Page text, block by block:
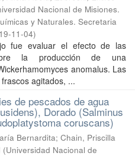
Nacional de Misiones.
y Naturales. Secretaria
11-04)
fue evaluar el efecto de las
la producción de una
anomalus. Las
agitados, ...
de pescados de agua
Dorado (Salminus
coruscans)
Bernardita; Chain, Priscilla
(Universidad Nacional de